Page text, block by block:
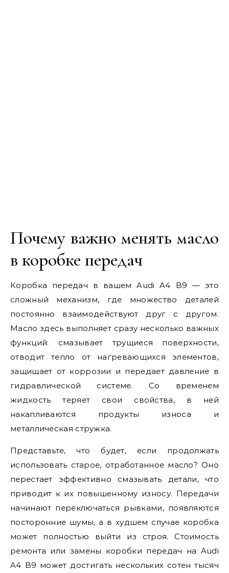
Почему важно менять масло
в коробке передач
Коробка передач в вашем Audi A4 B9 — это
сложный механизм, где множество деталей
постоянно взаимодействуют друг с другом.
Масло здесь выполняет сразу несколько важных
функций: смазывает трущиеся поверхности,
отводит тепло от нагревающихся элементов,
защищает от коррозии и передает давление в
гидравлической системе. Со временем
жидкость теряет свои свойства, в ней
накапливаются продукты износа и
металлическая стружка.
Представьте, что будет, если продолжать
использовать старое, отработанное масло? Оно
перестает эффективно смазывать детали, что
приводит к их повышенному износу. Передачи
начинают переключаться рывками, появляются
посторонние шумы, а в худшем случае коробка
может полностью выйти из строя. Стоимость
ремонта или замены коробки передач на Audi
A4 B9 может достигать нескольких сотен тысяч